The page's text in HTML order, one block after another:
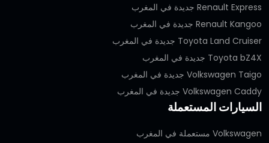
Renault Express جديدة في المغرب
Renault Kangoo جديدة في المغرب
Toyota Land Cruiser جديدة في المغرب
Toyota bZ4X جديدة في المغرب
Volkswagen Taigo جديدة في المغرب
Volkswagen Caddy جديدة في المغرب
السيارات المستعملة
Volkswagen مستعملة في المغرب